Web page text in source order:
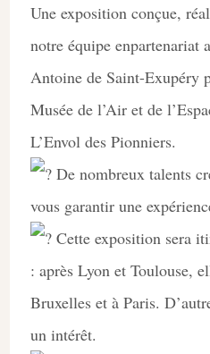
Une exposition conçue,
notre équipe enpartenariat
Antoine de Saint-Exupéry
Musée de l’Air et de
L’Envol des Pionniers.
De nombreux talents
vous garantir une
Cette exposition sera
: après Lyon et Toulouse,
Bruxelles et à Paris.
un intérêt.